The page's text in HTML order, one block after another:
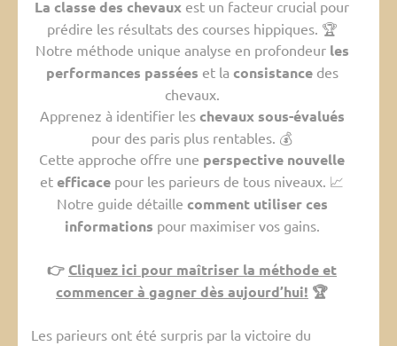
La classe des chevaux est un facteur crucial pour
prédire les résultats des courses hippiques. 🏆
Notre méthode unique analyse en profondeur les
performances passées et la consistancedes
chevaux.
Apprenez à identifier les chevaux sous-évalués
pour des paris plus rentables. 💰
Cette approche offre une perspective nouvelle
et efficace pour les parieurs de tous niveaux. 📈
Notre guide détaille comment utiliser ces
informations pour maximiser vos gains.
👉 Cliquez ici pour maîtriser la méthode et
commencer à gagner dès aujourd’hui! 🏆
Les parieurs ont été surpris par la victoire du